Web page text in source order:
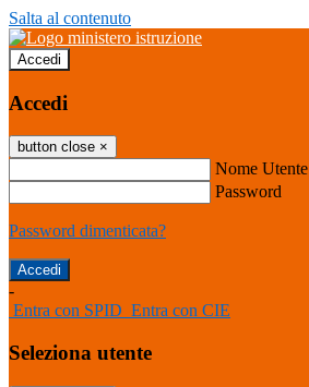
Salta al contenuto
Accedi
Accedi
button close ×
Nome Utente
Password
Password dimenticata?
-
Entra con SPID Entra con CIE
Seleziona utente